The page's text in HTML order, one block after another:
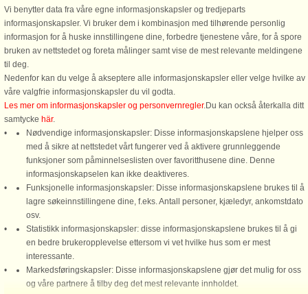
12 personer, 183 m²
17 km til kyst.
Nyd charmen ved en gammeldags
gårdferie i dette rummelige,
nyrenoverede sommerhus (183 m²),
der er perfekt til en samling på op til
12 personer. Beliggende i landlig
idyl på en smuk 3000 m² stor
naturgrund ...
fra 4.843 NOK
DanCenter A/S - Kronprinsensgade 3, 2. - 1114 København K - Danmark
Vi benytter data fra våre egne informasjonskapsler og tredjeparts
informasjonskapsler. Vi bruker dem i kombinasjon med tilhørende personlig
informasjon for å huske innstillingene dine, forbedre tjenestene våre, for å spore
bruken av nettstedet og foreta målinger samt vise de mest relevante meldingene
til deg.
Nedenfor kan du velge å akseptere alle informasjonskapsler eller velge hvilke av
våre valgfrie informasjonskapsler du vil godta.
Les mer om informasjonskapsler og personvernregler.Du kan också återkalla ditt
samtycke här.
Nødvendige informasjonskapsler: Disse informasjonskapslene hjelper oss
med å sikre at nettstedet vårt fungerer ved å aktivere grunnleggende
funksjoner som påminnelseslisten over favoritthusene dine. Denne
informasjonskapselen kan ikke deaktiveres.
Funksjonelle informasjonskapsler: Disse informasjonskapslene brukes til å
lagre søkeinnstillingene dine, f.eks. Antall personer, kjæledyr, ankomstdato
osv.
Statistikk informasjonskapsler: disse informasjonskapslene brukes til å gi
en bedre brukeropplevelse ettersom vi vet hvilke hus som er mest
interessante.
Markedsføringskapsler: Disse informasjonskapslene gjør det mulig for oss
og våre partnere å tilby deg det mest relevante innholdet.